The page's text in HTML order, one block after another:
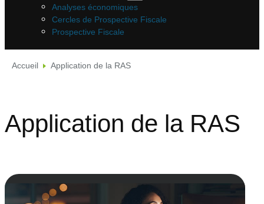
Analyses économiques
Cercles de Prospective Fiscale
Prospective Fiscale
Accueil Application de la RAS
Application de la RAS